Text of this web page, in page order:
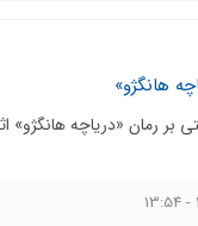
هانگژو»
بر رمان «دریاچه هانگژو»